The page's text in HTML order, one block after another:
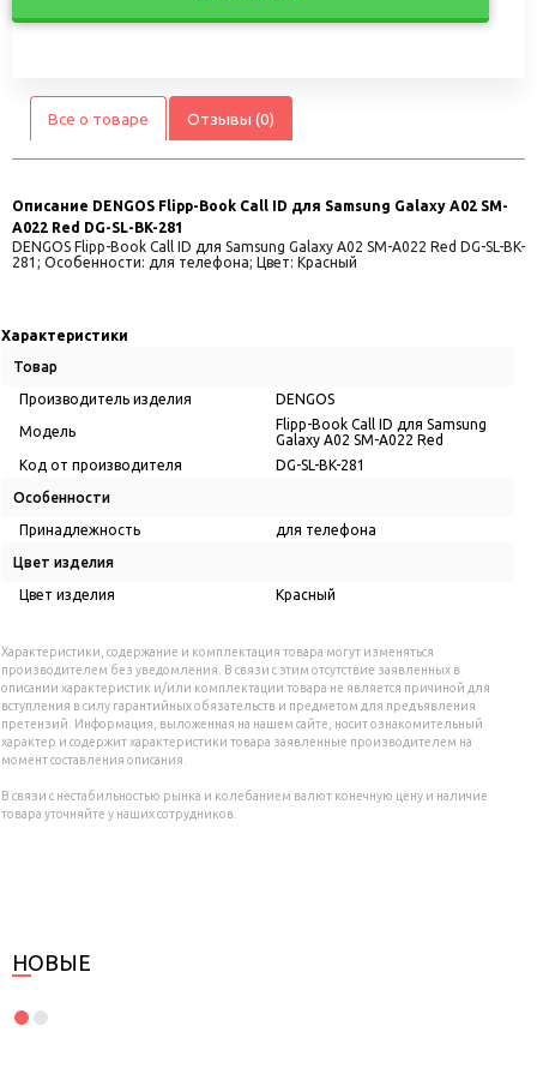
Все о товаре Отзывы (0)
Описание DENGOS Flipp-Book Call ID для Samsung Galaxy A02 SM-
A022 Red DG-SL-BK-281
DENGOS Flipp-Book Call ID для Samsung Galaxy A02 SM-A022 Red DG-SL-BK-
281; Особенности: для телефона; Цвет: Красный
Характеристики
Товар
Производитель изделия DENGOS
Модель
Flipp-Book Call ID для Samsung
Galaxy A02 SM-A022 Red
Код от производителя
DG-SL-BK-281
Особенности
Принадлежность для телефона
Цвет изделия
Цвет изделия Красный
Характеристики, содержание и комплектация товара могут изменяться
производителем без уведомления. В связи с этим отсутствие заявленных в
описании характеристик и/или комплектации товара не является причиной для
вступления в силу гарантийных обязательств и предметом для предъявления
претензий. Информация, выложенная на нашем сайте, носит ознакомительный
характер и содержит характеристики товара заявленные производителем на
момент составления описания.
В связи с нестабильностью рынка и колебанием валют конечную цену и наличие
товара уточняйте у наших сотрудников.
НОВЫЕ